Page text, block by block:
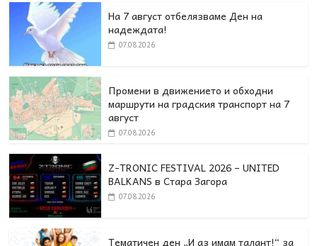
На 7 август отбелязваме Ден на
надеждата!
07.08.2026
Промени в движението и обходни
маршрути на градския транспорт на 7
август
07.08.2026
Z-TRONIC FESTIVAL 2026 – UNITED
BALKANS в Стара Загора
07.08.2026
Тематичен ден „И аз имам талант!“ за